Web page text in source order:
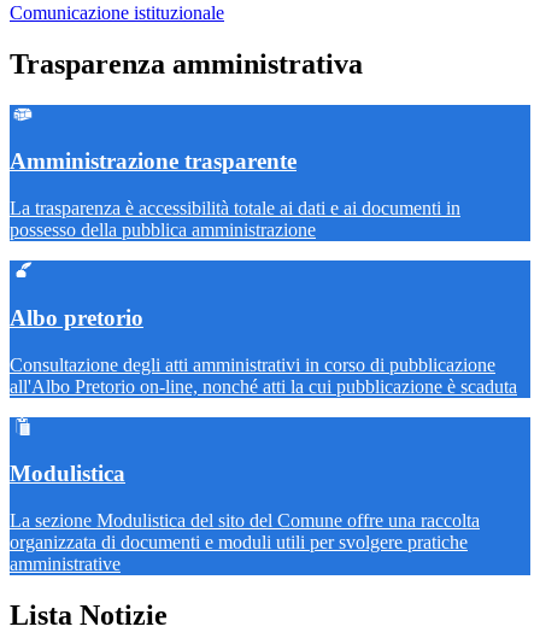
Comunicazione istituzionale
Trasparenza amministrativa
Amministrazione trasparente
La trasparenza è accessibilità totale ai dati e ai documenti in
possesso della pubblica amministrazione
Albo pretorio
Consultazione degli atti amministrativi in corso di pubblicazione
all'Albo Pretorio on-line, nonché atti la cui pubblicazione è scaduta
Modulistica
La sezione Modulistica del sito del Comune offre una raccolta
organizzata di documenti e moduli utili per svolgere pratiche
amministrative
Lista Notizie